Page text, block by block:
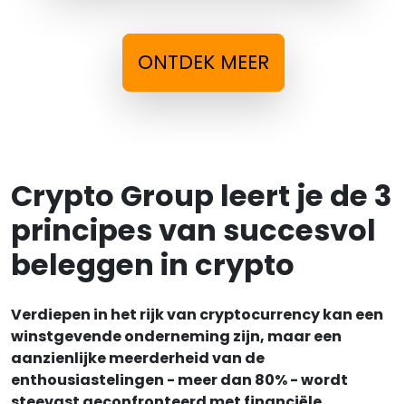
ONTDEK MEER
Crypto Group leert je de 3
principes van succesvol
beleggen in crypto
Verdiepen in het rijk van cryptocurrency kan een
winstgevende onderneming zijn, maar een
aanzienlijke meerderheid van de
enthousiastelingen - meer dan 80% - wordt